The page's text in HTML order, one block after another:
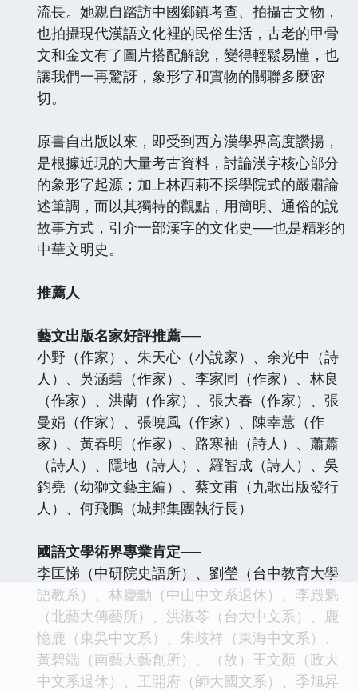
流長。她親自踏訪中國鄉鎮考查、拍攝古文物，
也拍攝現代漢語文化裡的民俗生活，古老的甲骨
文和金文有了圖片搭配解說，變得輕鬆易懂，也
讓我們一再驚訝，象形字和實物的關聯多麼密
切。
原書自出版以來，即受到西方漢學界高度讚揚，
是根據近現的大量考古資料，討論漢字核心部分
的象形字起源；加上林西莉不採學院式的嚴肅論
述筆調，而以其獨特的觀點，用簡明、通俗的說
故事方式，引介一部漢字的文化史──也是精彩的
中華文明史。
推薦人
藝文出版名家好評推薦──
小野（作家）、朱天心（小說家）、余光中（詩
人）、吳涵碧（作家）、李家同（作家）、林良
（作家）、洪蘭（作家）、張大春（作家）、張
曼娟（作家）、張曉風（作家）、陳幸蕙（作
家）、黃春明（作家）、路寒袖（詩人）、蕭蕭
（詩人）、隱地（詩人）、羅智成（詩人）、吳
鈞堯（幼獅文藝主編）、蔡文甫（九歌出版發行
人）、何飛鵬（城邦集團執行長）
國語文學術界專業肯定──
李匡悌（中研院史語所）、劉瑩（台中教育大學
語教系）、林慶勳（中山中文系退休）、李殿魁
（北藝大傳藝所）、洪淑苓（台大中文系）、鹿
憶鹿（東吳中文系）、朱歧祥（東海中文系）、
黃碧端（南藝大藝創所）、（故）王文顏（政大
中文系退休）、王開府（師大國文系）、季旭昇